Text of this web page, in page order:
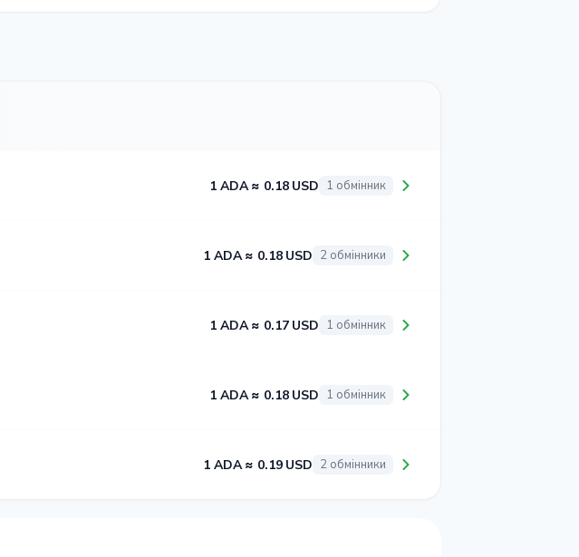
1 ADA ≈ 0.18 USD 1 обмінник
1 ADA ≈ 0.18 USD 2 обмінники
1 ADA ≈ 0.17 USD 1 обмінник
1 ADA ≈ 0.18 USD 1 обмінник
1 ADA ≈ 0.19 USD 2 обмінники